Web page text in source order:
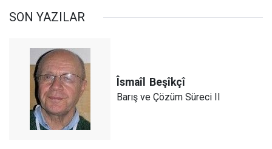
SON YAZILAR
Îsmaîl Beşîkçî
Barış ve Çözüm Süreci II